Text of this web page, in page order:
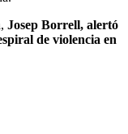
Josep Borrell, alertó
de violencia en